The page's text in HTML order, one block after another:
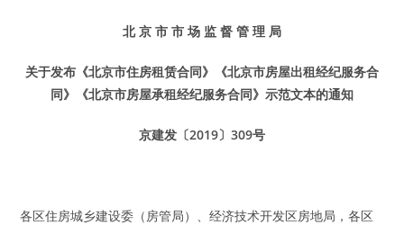
北 京 市 市 场 监 督 管 理 局
关于发布《北京市住房租赁合同》《北京市房屋出租经纪服务合
同》《北京市房屋承租经纪服务合同》示范文本的通知
京建发〔2019〕309号
各区住房城乡建设委（房管局）、经济技术开发区房地局，各区